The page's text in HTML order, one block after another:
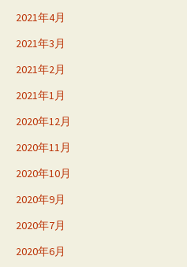
2021年4月
2021年3月
2021年2月
2021年1月
2020年12月
2020年11月
2020年10月
2020年9月
2020年7月
2020年6月